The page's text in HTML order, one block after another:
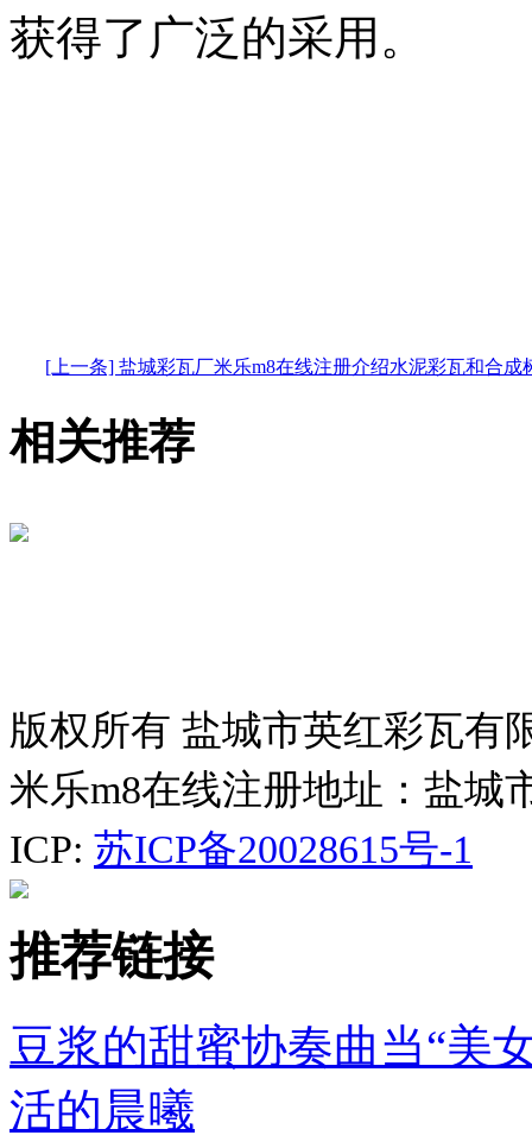
获得了广泛的采用。
[上一条] 盐城彩瓦厂米乐m8在线注册介绍水泥彩瓦和合成
相关推荐
版权所有 盐城市英红彩瓦有
米乐m8在线注册地址：盐城
ICP: 苏ICP备20028615号-1
推荐链接
豆浆的甜蜜协奏曲当“美
活的晨曦